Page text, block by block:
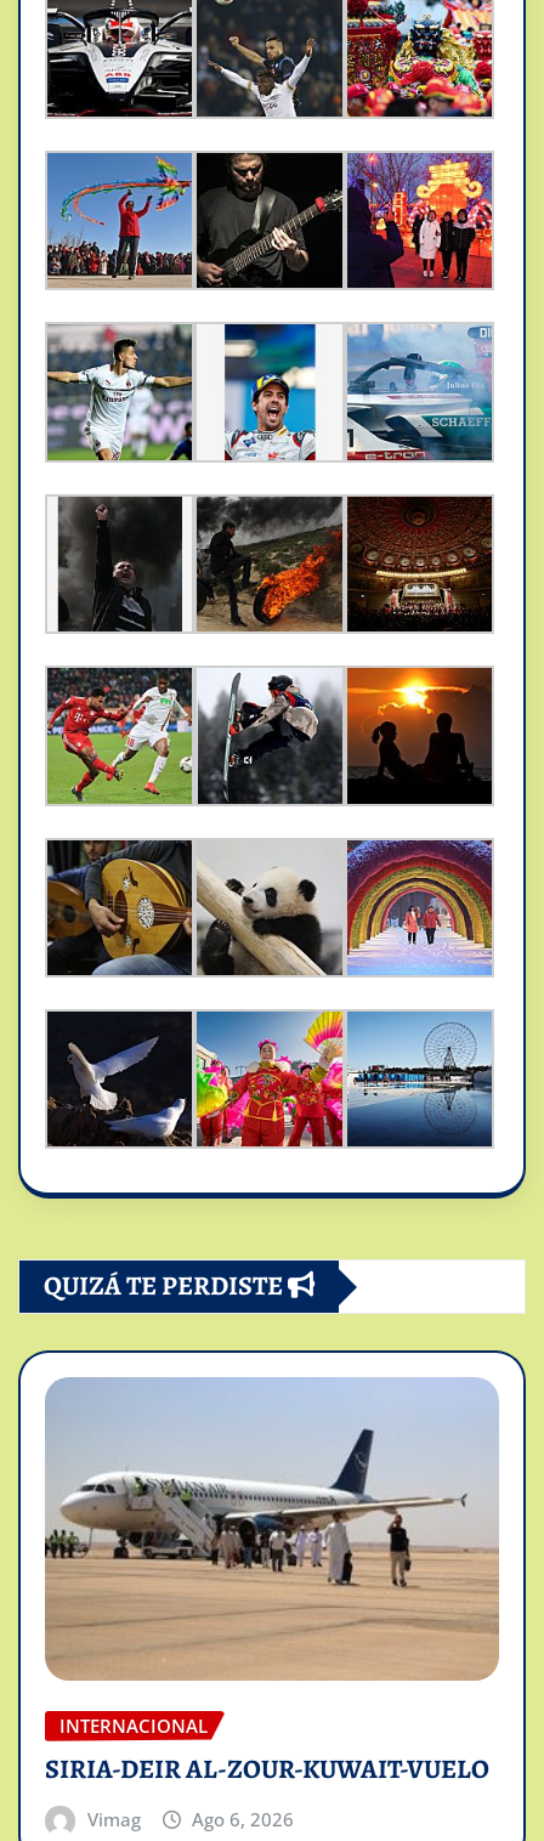
QUIZÁ TE PERDISTE
INTERNACIONAL
SIRIA-DEIR AL-ZOUR-KUWAIT-VUELO
Vimag Ago 6, 2026